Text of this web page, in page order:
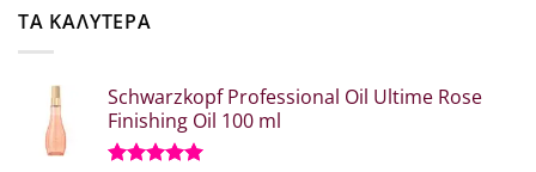
ΤΑ ΚΑΛΥΤΕΡΑ
Schwarzkopf Professional Oil Ultime Rose
Finishing Oil 100 ml